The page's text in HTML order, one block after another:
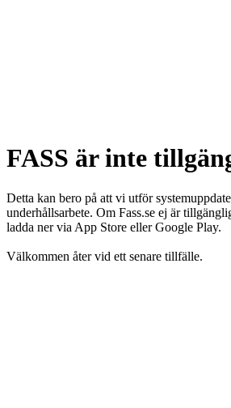
FASS är inte
Detta kan bero på att vi utför
underhållsarbete. Om Fass.se ej är
ladda ner via App Store eller Google Play.
Välkommen åter vid ett senare tillfälle.